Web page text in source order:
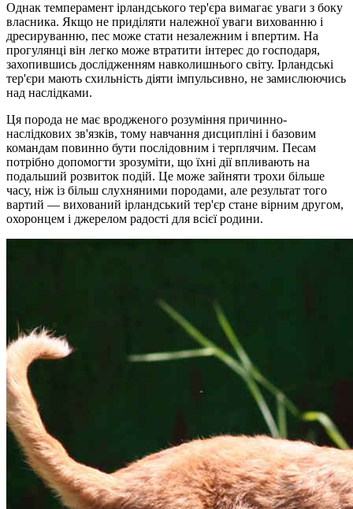
Однак темперамент ірландського тер'єра вимагає уваги з боку
власника. Якщо не приділяти належної уваги вихованню і
дресируванню, пес може стати незалежним і впертим. На
прогулянці він легко може втратити інтерес до господаря,
захопившись дослідженням навколишнього світу. Ірландські
тер'єри мають схильність діяти імпульсивно, не замислюючись
над наслідками.
Ця порода не має вродженого розуміння причинно-
наслідкових зв'язків, тому навчання дисципліні і базовим
командам повинно бути послідовним і терплячим. Песам
потрібно допомогти зрозуміти, що їхні дії впливають на
подальший розвиток подій. Це може зайняти трохи більше
часу, ніж із більш слухняними породами, але результат того
вартий — вихований ірландський тер'єр стане вірним другом,
охоронцем і джерелом радості для всієї родини.